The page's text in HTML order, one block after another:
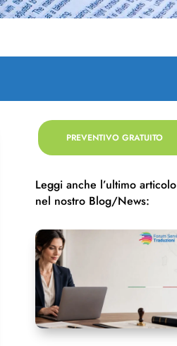
PREVENTIVO GRATUITO
Leggi anche l’ultimo articolo
nel nostro Blog/News: